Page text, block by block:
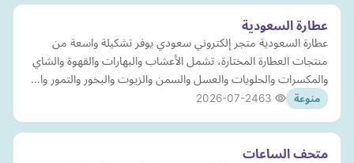
عطارة السعودية
عطارة السعودية متجر إلكتروني سعودي يوفر تشكيلة واسعة من
منتجات العطارة المختارة، تشمل الأعشاب والبهارات والقهوة والشاي
والمكسرات والحلويات والعسل والسمن والزيوت والبخور والتمور وا…
منوعة 2026-07-24
متحف الساعات